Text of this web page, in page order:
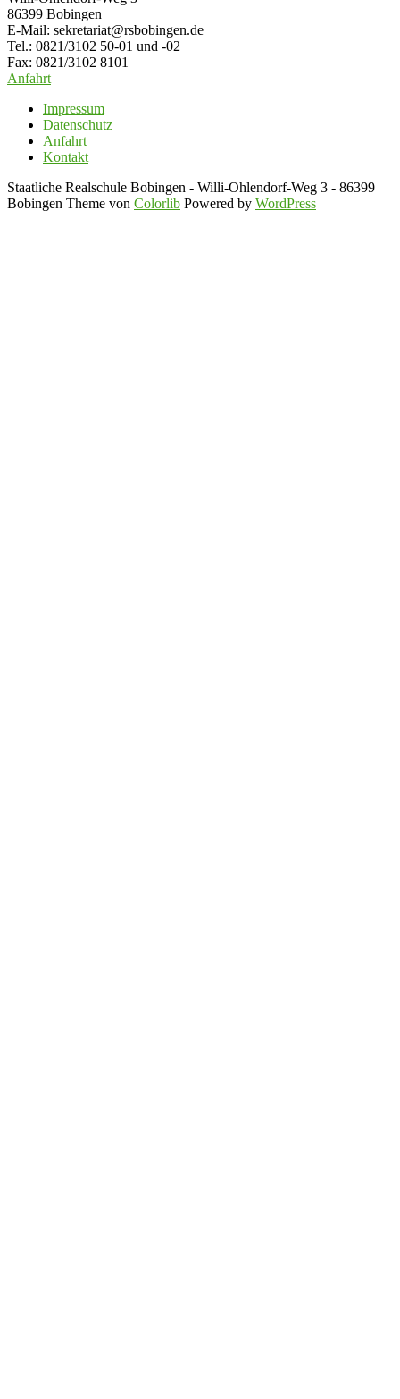
86399 Bobingen
E-Mail: sekretariat@rsbobingen.de
Tel.: 0821/3102 50-01 und -02
Fax: 0821/3102 8101
Anfahrt
Impressum
Datenschutz
Anfahrt
Kontakt
Staatliche Realschule Bobingen - Willi-Ohlendorf-Weg 3 - 86399
Bobingen Theme von Colorlib Powered by WordPress